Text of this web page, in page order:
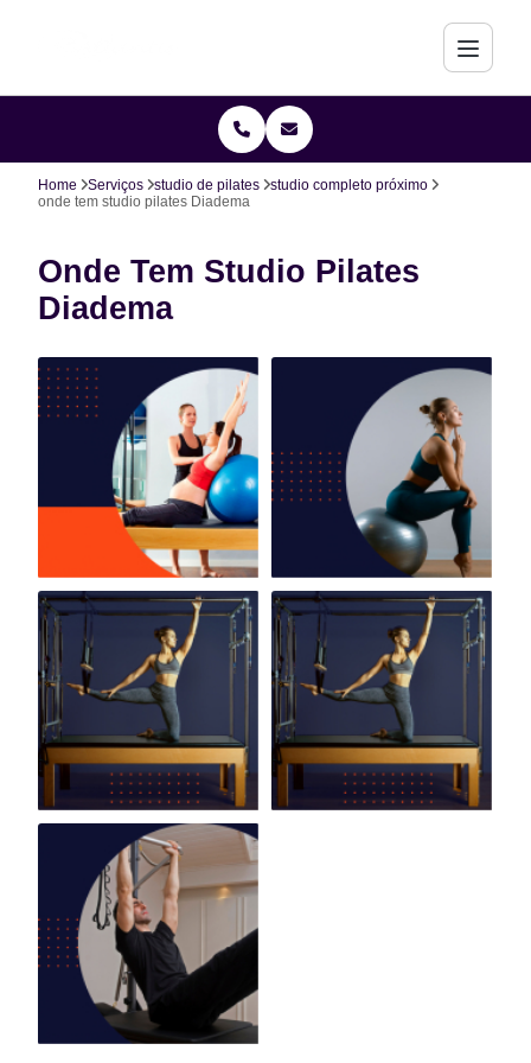
Home Serviços studio de pilates
studio completo próximo
onde tem studio pilates Diadema
Onde Tem Studio Pilates
Diadema